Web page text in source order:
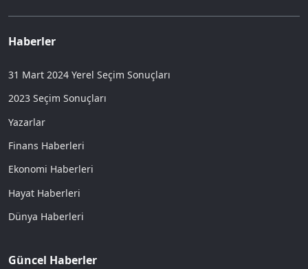
Haberler
31 Mart 2024 Yerel Seçim Sonuçları
2023 Seçim Sonuçları
Yazarlar
Finans Haberleri
Ekonomi Haberleri
Hayat Haberleri
Dünya Haberleri
Güncel Haberler